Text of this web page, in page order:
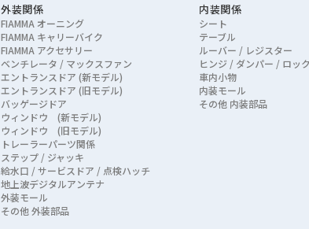
外装関係
FIAMMA オーニング
FIAMMA キャリーバイク
FIAMMA アクセサリー
ベンチレータ / マックスファン
エントランスドア (新モデル)
エントランスドア (旧モデル)
バッゲージドア
ウィンドウ (新モデル)
ウィンドウ (旧モデル)
トレーラーパーツ関係
ステップ / ジャッキ
給水口 / サービスドア / 点検ハッチ
地上波デジタルアンテナ
外装モール
その他 外装部品
内装関係
シート
テーブル
ルーバー / レジスター
ヒンジ / ダンパー / ロッ
車内小物
内装モール
その他 内装部品